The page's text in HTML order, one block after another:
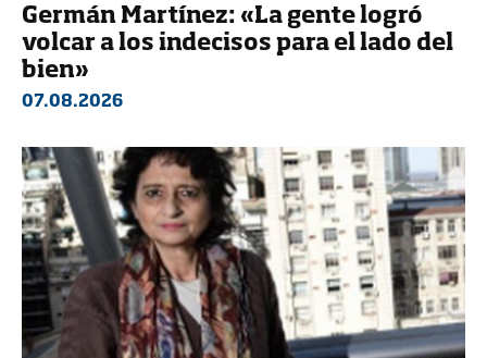
Germán Martínez: «La gente logró
volcar a los indecisos para el lado del
bien»
07.08.2026